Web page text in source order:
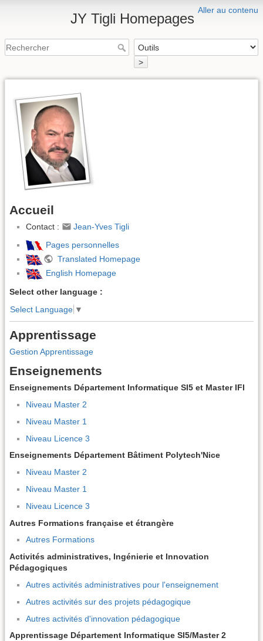
Aller au contenu
JY Tigli Homepages
>
Accueil
Contact :
Jean-Yves Tigli
Pages personnelles
Translated Homepage
English Homepage
Select other language :
Select Language ▼
Apprentissage
Gestion Apprentissage
Enseignements
Enseignements Département Informatique SI5 et Master IFI
Niveau Master 2
Niveau Master 1
Niveau Licence 3
Enseignements Département Bâtiment Polytech'Nice
Niveau Master 2
Niveau Master 1
Niveau Licence 3
Autres Formations française et étrangère
Autres Formations
Activités administratives, Ingénierie et Innovation
Pédagogiques
Autres activités administratives pour l'enseignement
Autres activités sur des projets pédagogique
Autres activités d'innovation pédagogique
Apprentissage Département Informatique SI5/Master 2